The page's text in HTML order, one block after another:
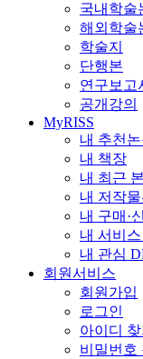
국내학술
해외학술
학술지
단행본
연구보고
공개강의
MyRISS
내 추천
내 책장
내 최근
내 저작물
내 구매·
내 서비
내 관심
회원서비스
회원가입
로그인
아이디 찾
비밀번호